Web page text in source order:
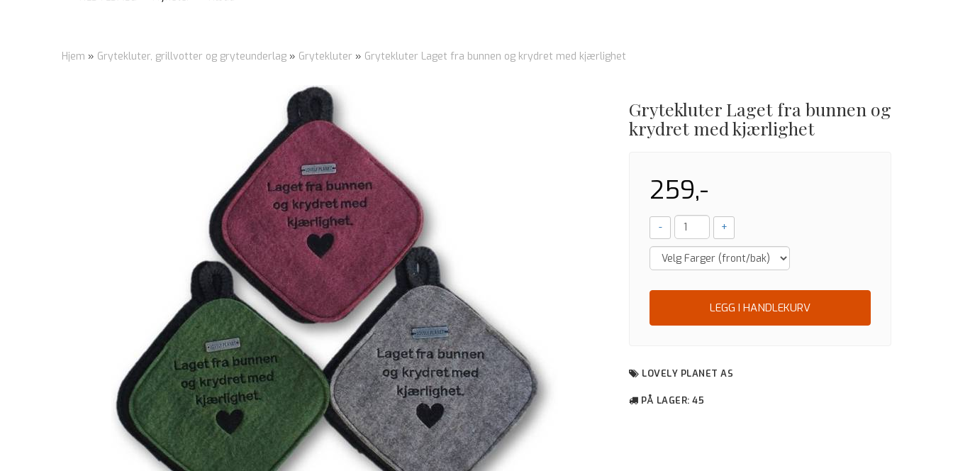
Hjem » Grytekluter, grillvotter og gryteunderlag » Grytekluter » Grytekluter Laget fra bunnen og krydret med kjærlighet
Grytekluter Laget fra bunnen og
krydret med kjærlighet
259,-
- +
LEGG I HANDLEKURV
LOVELY PLANET AS
PÅ LAGER: 45